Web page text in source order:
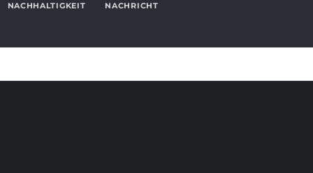
NACHHALTIGKEIT NACHRICHT